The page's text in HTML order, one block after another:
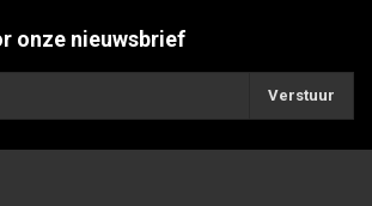
onze nieuwsbrief
Verstuur